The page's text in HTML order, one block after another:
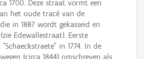
1700. Deze straat vormt een
het oude tracé van de
in 1887 wordt gekasseid en
Edewallestraat). Eerste
in 1774. In de
(circa 1844) omschreven als